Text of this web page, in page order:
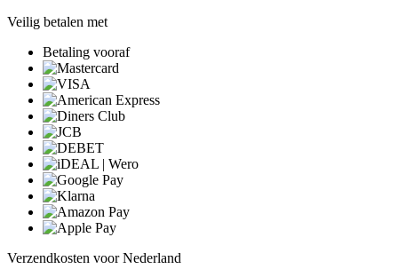
Veilig betalen met
Betaling vooraf
Verzendkosten voor Nederland